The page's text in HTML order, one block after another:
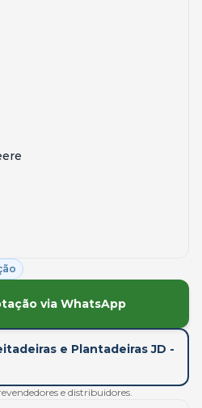
via WhatsApp
e Plantadeiras JD -
e distribuidores.